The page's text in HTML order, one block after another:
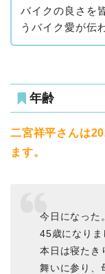
バイクの良さを
うバイク愛が伝
年齢
二宮祥平さんは
ます。
今日になった。
45歳になりま
本日は寝たき
舞いに参り、